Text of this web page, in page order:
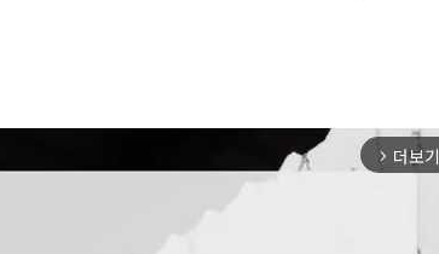
arrow_forward_ios 더보기